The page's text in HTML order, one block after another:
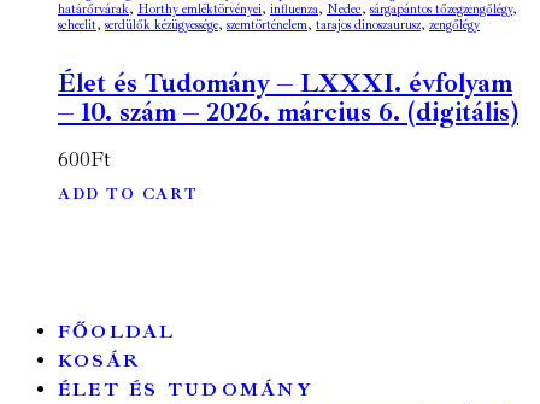
határőrvárak, Horthy emléktörvényei, influenza, Nedec, sárgapántos tőzegzengőlégy,
scheelit, serdülők kézügyessége, szemtörténelem, tarajos dinoszaurusz, zengőlégy
Élet és Tudomány – LXXXI. évfolyam
– 10. szám – 2026. március 6. (digitális)
600Ft
ADD TO CART
FŐOLDAL
KOSÁR
ÉLET ÉS TUDOMÁNY